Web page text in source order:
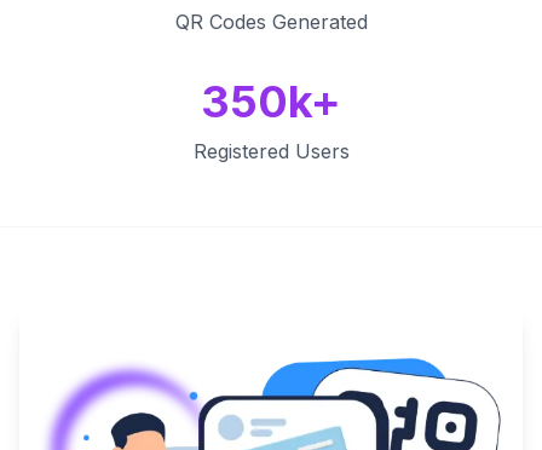
QR Codes Generated
350k+
Registered Users